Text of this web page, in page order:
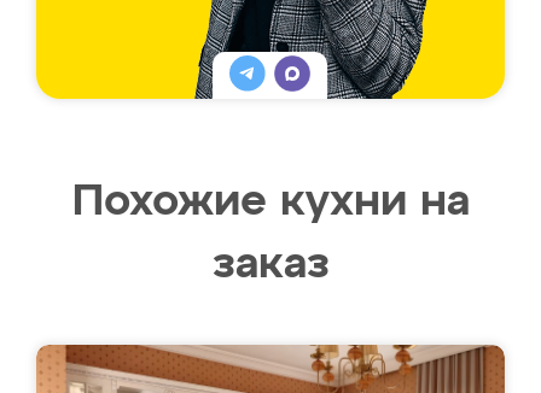
Похожие кухни на
заказ